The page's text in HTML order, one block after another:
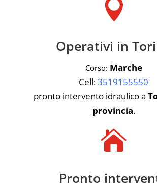

Operativi in
Corso: Marche
Cell:3519155550
pronto intervento idraulico a
provincia.

Pronto